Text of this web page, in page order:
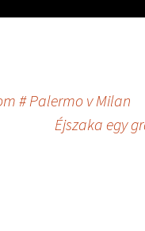
# Palermo v Milan
Éjszaka egy